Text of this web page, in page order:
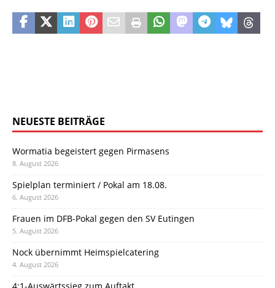
NEUESTE BEITRÄGE
Wormatia begeistert gegen Pirmasens
8. August 2026
Spielplan terminiert / Pokal am 18.08.
6. August 2026
Frauen im DFB-Pokal gegen den SV Eutingen
5. August 2026
Nock übernimmt Heimspielcatering
4. August 2026